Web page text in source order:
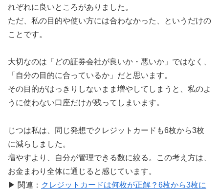
れぞれに良いところがありました。
ただ、私の目的や使い方には合わなかった、というだけの
ことです。
大切なのは「どの証券会社が良いか・悪いか」ではなく、
「自分の目的に合っているか」だと思います。
その目的がはっきりしないまま増やしてしまうと、私のよ
うに使わない口座だけが残ってしまいます。
じつは私は、同じ発想でクレジットカードも6枚から3枚
に減らしました。
増やすより、自分が管理できる数に絞る。この考え方は、
お金まわり全体に通じると感じています。
▶ 関連： クレジットカードは何枚が正解？6枚から3枚に